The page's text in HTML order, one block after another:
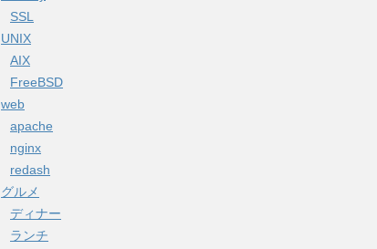
SSL
UNIX
AIX
FreeBSD
web
apache
nginx
redash
グルメ
ディナー
ランチ